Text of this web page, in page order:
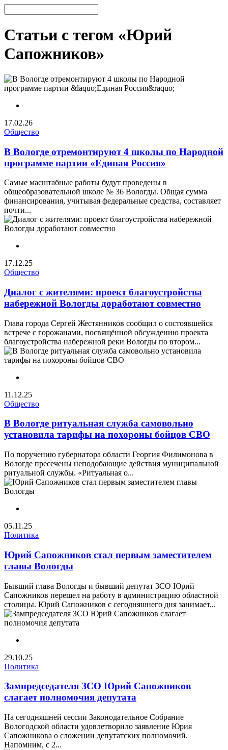
Статьи с тегом «Юрий
Сапожников»
17.02.26
Общество
В Вологде отремонтируют 4 школы по Народной
программе партии «Единая Россия»
Самые масштабные работы будут проведены в
общеобразовательной школе № 36 Вологды. Общая сумма
финансирования, учитывая федеральные средства, составляет
почти...
17.12.25
Общество
Диалог с жителями: проект благоустройства
набережной Вологды доработают совместно
Глава города Сергей Жестянников сообщил о состоявшейся
встрече с горожанами, посвящённой обсуждению проекта
благоустройства набережной реки Вологды по втором...
11.12.25
Общество
В Вологде ритуальная служба самовольно
установила тарифы на похороны бойцов СВО
По поручению губернатора области Георгия Филимонова в
Вологде пресечены неподобающие действия муниципальной
ритуальной службы. «Ритуальная о...
05.11.25
Политика
Юрий Сапожников стал первым заместителем
главы Вологды
Бывший глава Вологды и бывший депутат ЗСО Юрий
Сапожников перешел на работу в администрацию областной
столицы. Юрий Сапожников с сегодняшнего дня занимает...
29.10.25
Политика
Зампредседателя ЗСО Юрий Сапожников
слагает полномочия депутата
На сегодняшней сессии Законодательное Собрание
Вологодской области удовлетворило заявление Юрия
Сапожникова о сложении депутатских полномочий.
Напомним, с 2...